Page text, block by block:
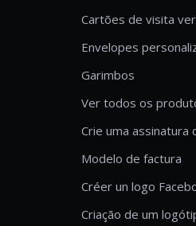
Cartões de visita
Envelopes
Garimbos
Ver todos os
Crie uma assinatura
Modelo de factura
Créer un logo
Criação de um